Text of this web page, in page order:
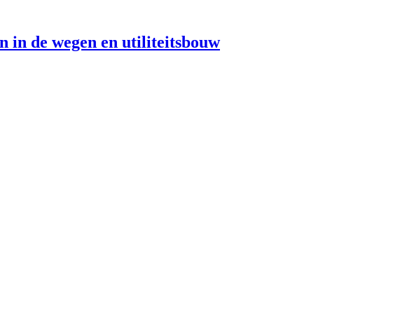
in de wegen en utiliteitsbouw